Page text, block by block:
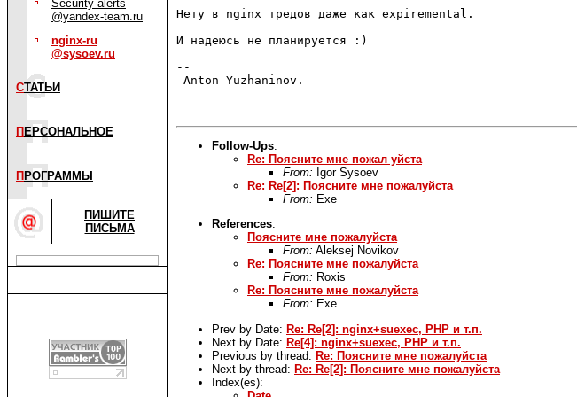
Security-alerts
@yandex-team.ru
nginx-ru
@sysoev.ru
СТАТЬИ
П ЕРСОНАЛЬНОЕ
П РОГРАММЫ
ПИШИТЕ
ПИСЬМА
Нету в nginx тредов даже как expiremental.
И надеюсь не планируется :)
--
Anton Yuzhaninov.
Follow-Ups:
Re: Поясните мне пожал уйста
From: Igor Sysoev
Re: Re[2]: Поясните мне пожалуйста
From: Exe
References:
Поясните мне пожалуйста
From: Aleksej Novikov
Re: Поясните мне пожалуйста
From: Roxis
Re: Поясните мне пожалуйста
From: Exe
Prev by Date: Re: Re[2]: nginx+suexec, PHP и т.п.
Next by Date: Re[4]: nginx+suexec, PHP и т.п.
Previous by thread: Re: Поясните мне пожалуйста
Next by thread: Re: Re[2]: Поясните мне пожалуйста
Index(es):